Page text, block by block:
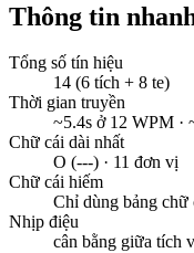
Thông tin
Tổng số tín hiệu
14 (6 tích + 8 te)
Thời gian truyền
~5.4s ở 12 WPM ·
Chữ cái dài nhất
O (---) · 11 đơn vị
Chữ cái hiếm
Chỉ dùng bảng chữ
Nhịp điệu
cân bằng giữa tích